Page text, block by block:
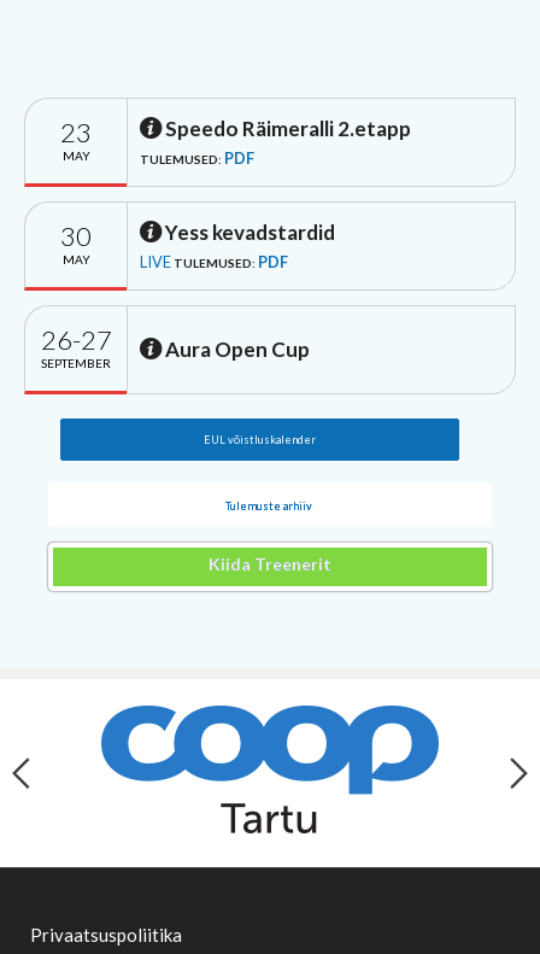
23
MAY
Speedo Räimeralli 2.etapp
TULEMUSED: PDF
30
MAY
Yess kevadstardid
LIVE TULEMUSED: PDF
26-27
SEPTEMBER
Aura Open Cup
EUL võistluskalender
Tulemuste arhiiv
Kiida Treenerit
Privaatsuspoliitika